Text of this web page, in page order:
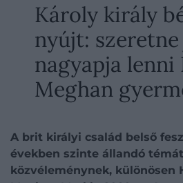
Károly király
nyújt:
nagyapja lenni
Meghan
A brit királyi család belső
években szinte állandó
közvéleménynek, különösen